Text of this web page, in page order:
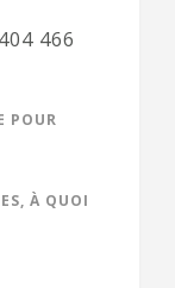
466
POUR
À QUOI